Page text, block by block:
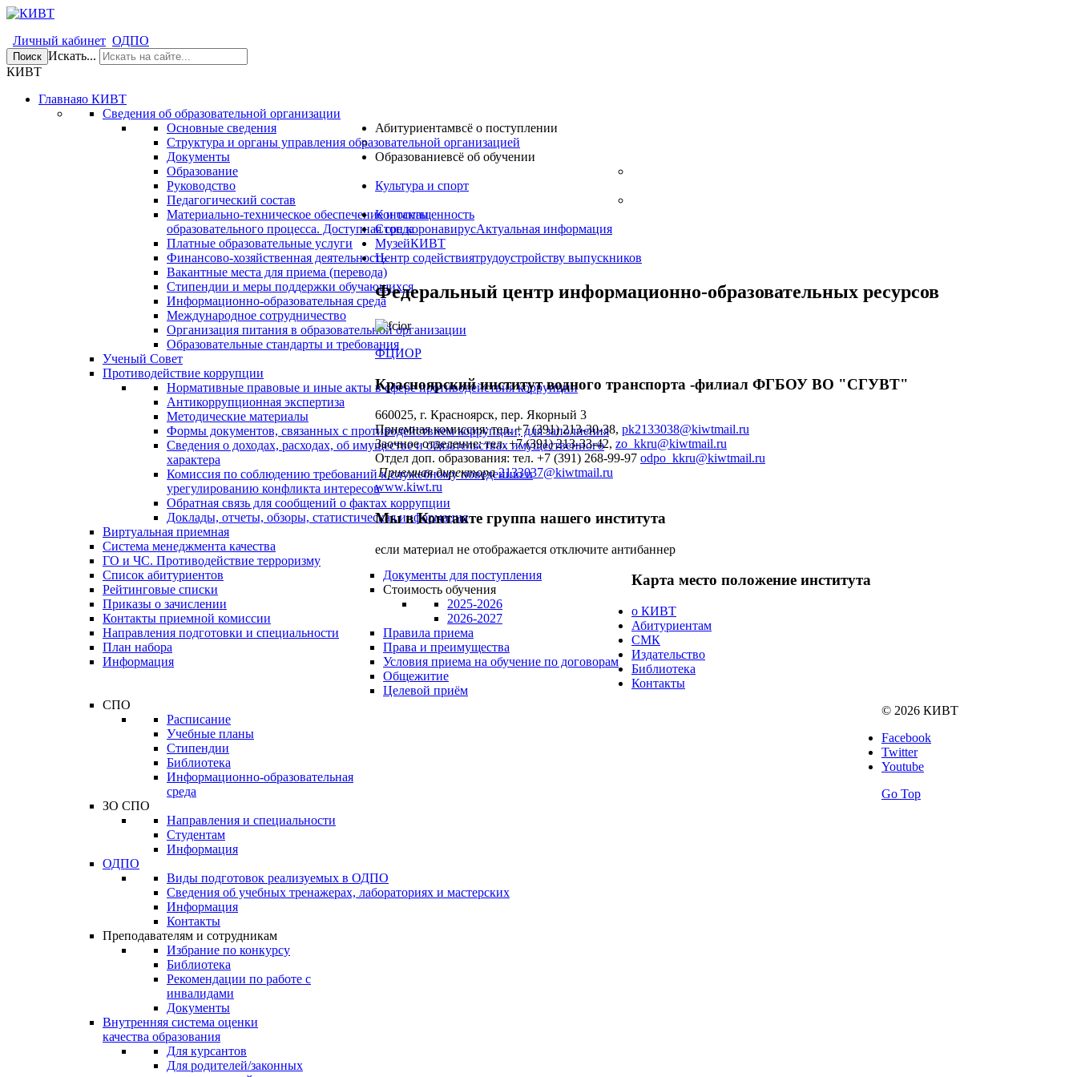
Личный кабинет ОДПО
Поиск Искать...
КИВТ
Главнаяо КИВТ
Сведения об образовательной организации
Основные сведения
Структура и органы управления образовательной организацией
Документы
Образование
Руководство
Педагогический состав
Материально-техническое обеспечение и оснащенность
образовательного процесса. Доступная среда
Платные образовательные услуги
Финансово-хозяйственная деятельность
Вакантные места для приема (перевода)
Стипендии и меры поддержки обучающихся
Информационно-образовательная среда
Международное сотрудничество
Организация питания в образовательной организации
Образовательные стандарты и требования
Ученый Совет
Противодействие коррупции
Нормативные правовые и иные акты в сфере противодействия коррупции
Антикоррупционная экспертиза
Методические материалы
Формы документов, связанных с противодействием коррупции, для заполнения
Сведения о доходах, расходах, об имуществе и обязательствах имущественного
характера
Комиссия по соблюдению требований к служебному поведению и
урегулированию конфликта интересов
Обратная связь для сообщений о фактах коррупции
Доклады, отчеты, обзоры, статистическая информация
Виртуальная приемная
Система менеджмента качества
ГО и ЧС. Противодействие терроризму
Абитуриентамвсё о поступлении
Список абитуриентов
Рейтинговые списки
Приказы о зачислении
Контакты приемной комиссии
Направления подготовки и специальности
План набора
Информация
Документы для поступления
Стоимость обучения
2025-2026
2026-2027
Правила приема
Права и преимущества
Условия приема на обучение по договорам
Общежитие
Целевой приём
Образованиевсё об обучении
СПО
Расписание
Учебные планы
Стипендии
Библиотека
Информационно-образовательная
среда
ЗО СПО
Направления и специальности
Студентам
Информация
ОДПО
Виды подготовок реализуемых в ОДПО
Сведения об учебных тренажерах, лабораториях и мастерских
Информация
Контакты
Преподавателям и сотрудникам
Избрание по конкурсу
Библиотека
Рекомендации по работе с
инвалидами
Документы
Внутренняя система оценки
качества образования
Для курсантов
Для родителей/законных
Культура и спорт
Контакты
Стоп коронавирусАктуальная информация
МузейКИВТ
Центр содействиятрудоустройству выпускников
Федеральный центр информационно-образовательных ресурсов
ФЦИОР
Красноярский институт водного транспорта -филиал ФГБОУ ВО "СГУВТ"
660025, г. Красноярск, пер. Якорный 3
Приемная комиссия: тел. +7 (391) 213-30-38, pk2133038@kiwtmail.ru
Заочное отделение: тел. +7 (391) 213-33-42, zo_kkru@kiwtmail.ru
Отдел доп. образования: тел. +7 (391) 268-99-97 odpo_kkru@kiwtmail.ru
Приемная директора 2133037@kiwtmail.ru
www.kiwt.ru
Мы в Контакте группа нашего института
если материал не отображается отключите антибаннер
Карта место положение института
о КИВТ
Абитуриентам
СМК
Издательство
Библиотека
Контакты
© 2026 КИВТ
Facebook
Twitter
Youtube
Go Top